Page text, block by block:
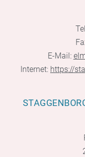
E-Mail:
Internet: https://